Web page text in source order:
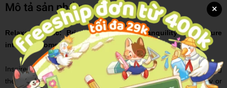
Mô tả sản phẩm
Relaxed Rustic: Bring Scandinavian Tranquility and Nature
into Your Home
Inspired by nature, these beautiful interiors show how you can bring
the natural world into your home whether you live in the country or
×